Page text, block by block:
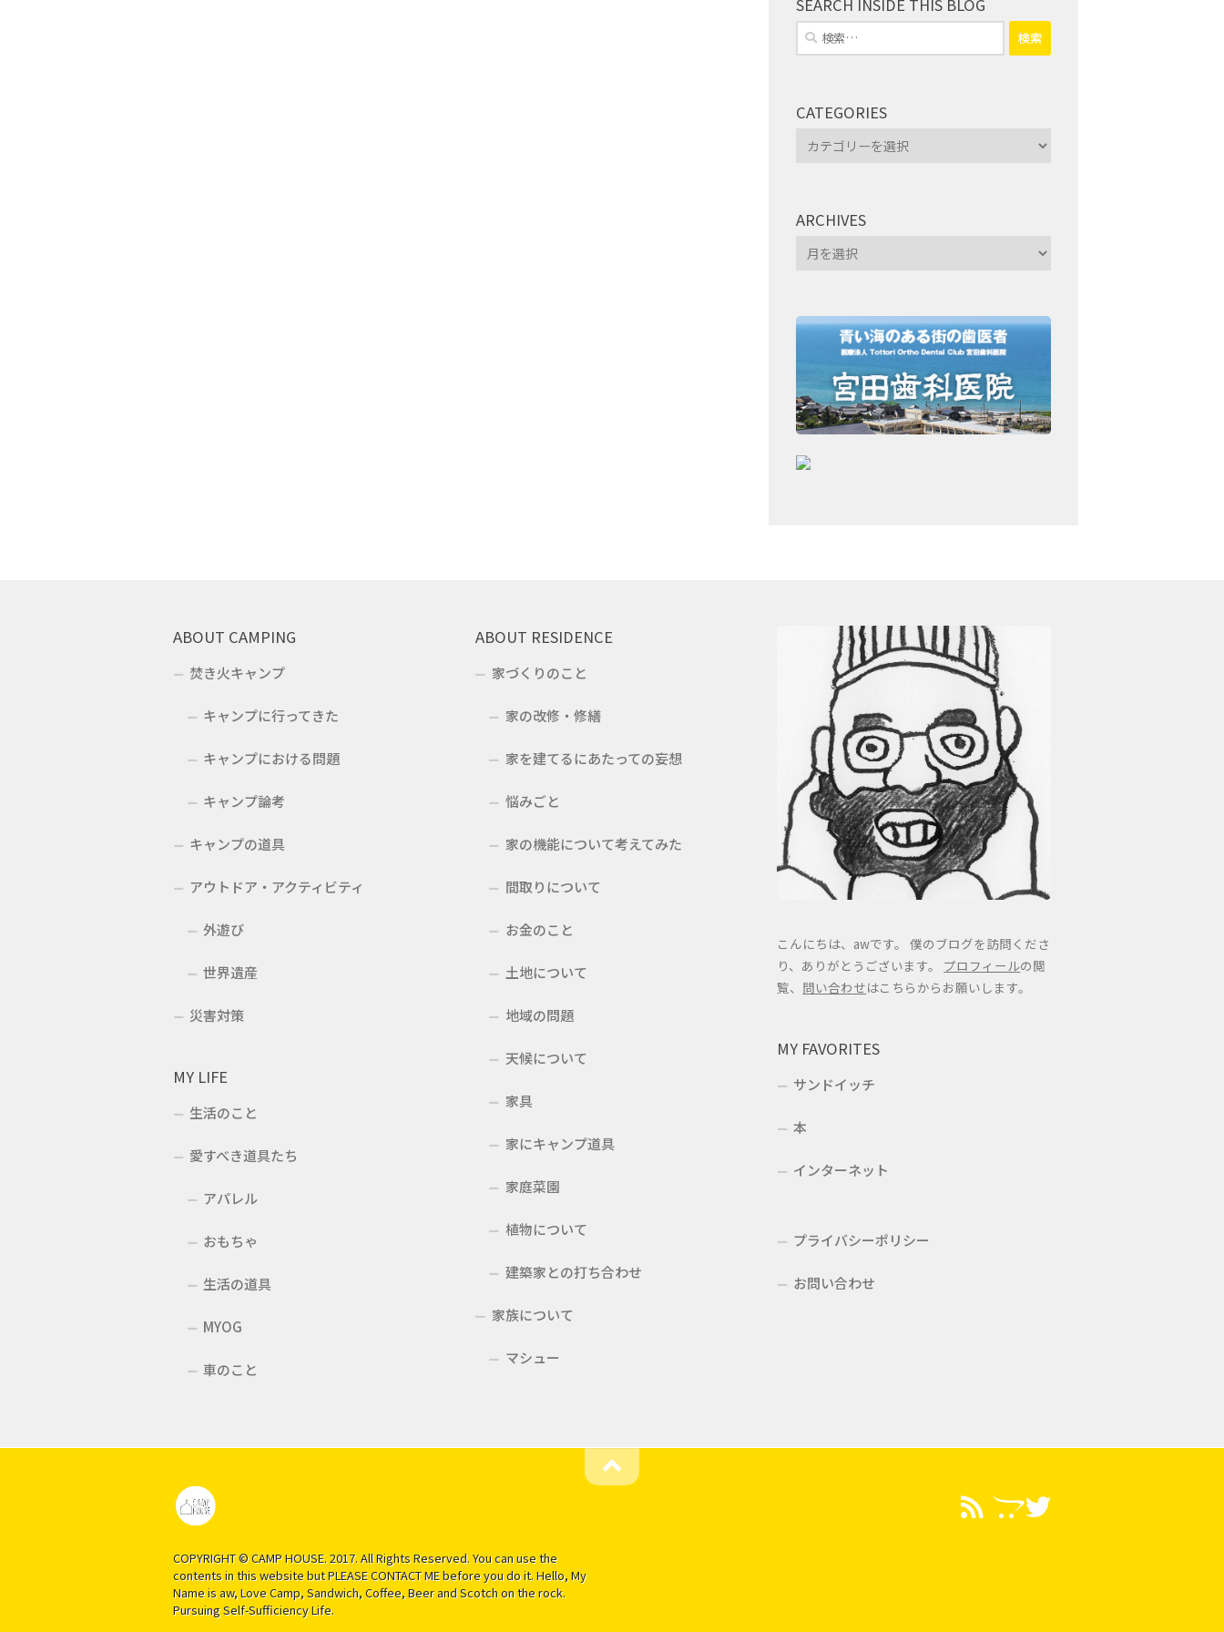
検
索:
CATEGORIES
Categories
ARCHIVES
Archives
ABOUT CAMPING
焚き火キャンプ
キャンプに行ってきた
キャンプにおける問題
キャンプ論考
キャンプの道具
アウトドア・アクティビティ
外遊び
世界遺産
災害対策
MY LIFE
生活のこと
愛すべき道具たち
アパレル
おもちゃ
生活の道具
MYOG
車のこと
ABOUT RESIDENCE
家づくりのこと
家の改修・修繕
家を建てるにあたっての妄想
悩みごと
家の機能について考えてみた
間取りについて
お金のこと
土地について
地域の問題
天候について
家具
家にキャンプ道具
家庭菜園
植物について
建築家との打ち合わせ
家族について
マシュー
こんにちは、awです。 僕のブログを訪問くださ
り、ありがとうございます。 プロフィールの閲
覧、 問い合わせはこちらからお願いします。
MY FAVORITES
サンドイッチ
本
インターネット
プライバシーポリシー
お問い合わせ
COPYRIGHT © CAMP HOUSE. 2017. All Rights Reserved. You can use the
contents in this website but PLEASE CONTACT ME before you do it. Hello, My
Name is aw, Love Camp, Sandwich, Coffee, Beer and Scotch on the rock.
Pursuing Self-Sufficiency Life.